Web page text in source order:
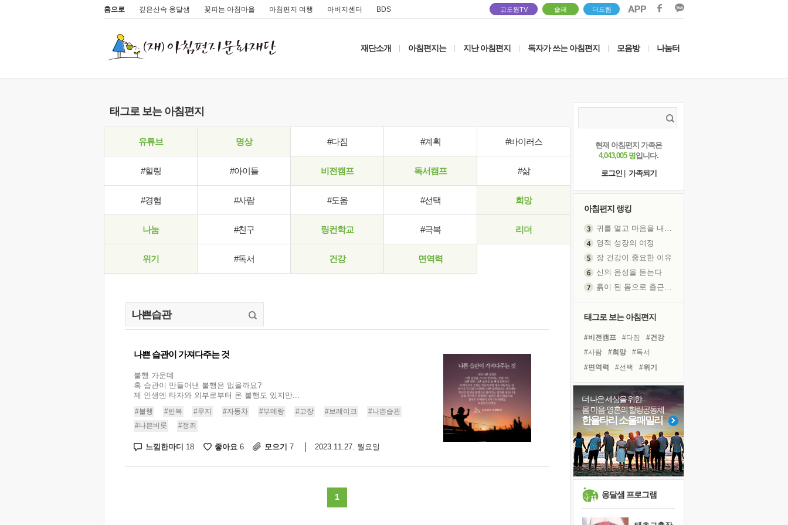
홈으로 깊은산속 옹달샘 꽃피는 아침마을 아침편지 여행 아버지센터 BDS 고도원TV 솔패 더드림
재단소개 아침편지는 지난 아침편지 독자가 쓰는 아침편지 모음방 나눔터
태그로 보는 아침편지
유튜브 명상 #다짐 #계획 #바이러스
#힐링 #아이들 비전캠프 독서캠프 #삶
#경험 #사람 #도움 #선택 희망
나눔 #친구 링컨학교 #극복 리더
위기 #독서 건강 면역력
나쁜 습관이 가져다주는 것
불행 가운데
혹 습관이 만들어낸 불행은 없을까요?
제 인생엔 타자와 외부로부터 온 불행도 있지만...
#불행 #반복 #무지 #자동차 #부메랑 #고장 #브레이크
#나쁜습관
#나쁜버릇
#정죄
느낌한마디 18 좋아요 6 모으기 7 2023.11.27. 월요일
1
현재 아침편지 가족은
4,043,005 명입니다.
로그인
가족되기
아침편지 랭킹
귀를 열고 마음을 내어주고
영적 성장의 여정
장 건강이 중요한 이유
신의 음성을 듣는다
흙이 된 몸으로 출근하는 여자
졸업식 사진을 보며
아픈 아버지를 위한 공간 설계
극심한 변비, 어깨결림, 수면 장애
보고 싶은 어머니
유년 시절의 부산 영도 바다
못된 꼰대들
거울 속의 나
희망이란
'모른다'는 것
태그로 보는 아침편지
#비전캠프 #다짐
#건강
#사람
#희망
#독서
#면역력
#선택
#위기
#독서캠프
#삶
#친구
#극복
#링컨학교
#리더
#계획
#명상
#나눔
#아이들
#경험
#힐링
#바이러스
더 나은 세상을 위한
몸·마음·영혼의 힐링공동체
한울타리 소울패밀리
옹달샘 프로그램